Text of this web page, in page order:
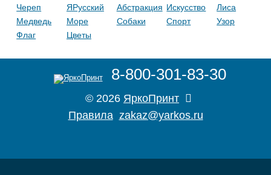
Череп
ЯРусский Абстракция Искусство
Лиса
Медведь
Море Собаки Спорт
Узор
Флаг
Цветы
8-800-301-83-30
© 2026 ЯркоПринт
Правила zakaz@yarkos.ru